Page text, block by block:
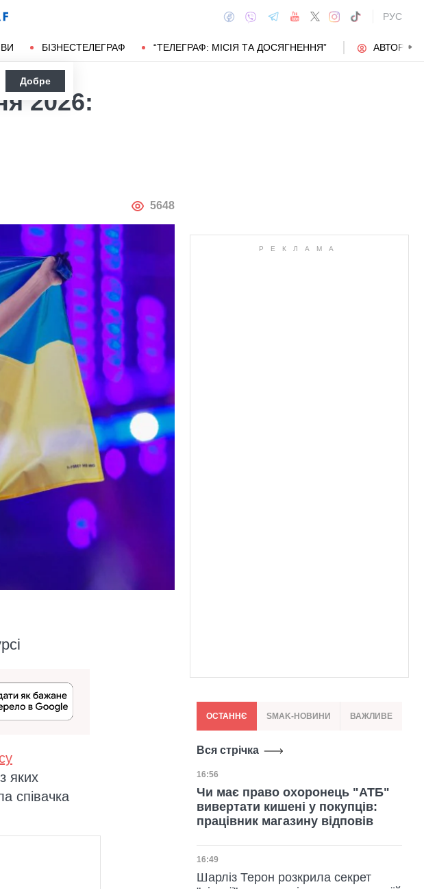
РУС
БІЗНЕСТЕЛЕГРАФ “ТЕЛЕГРАФ: МІСІЯ ТА ДОСЯГНЕННЯ” АВТОРИ
Добре
2026:
АВТОР
5648
яких
співачка
ОСТАННЄ SMAK-НОВИНИ ВАЖЛИВЕ
Вся стрічка
Дата публікації
16:56
Чи має право охоронець "АТБ"
вивертати кишені у покупців:
працівник магазину відповів
Дата публікації
16:49
Шарліз Терон розкрила секрет